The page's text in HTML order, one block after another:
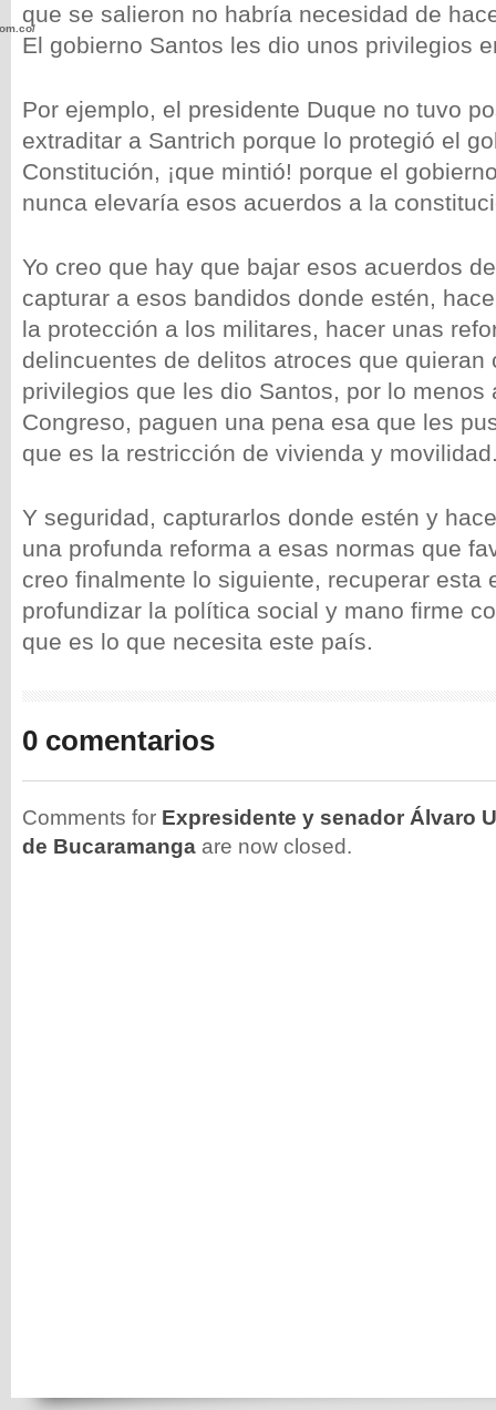
que se salieron no habría necesidad de
El gobierno Santos les dio unos privilegios
Por ejemplo, el presidente Duque no tuvo
extraditar a Santrich porque lo protegió el
Constitución, ¡que mintió! porque el
nunca elevaría esos acuerdos a la
Yo creo que hay que bajar esos acuerdos
capturar a esos bandidos donde estén,
la protección a los militares, hacer unas
delincuentes de delitos atroces que quieran
privilegios que les dio Santos, por lo menos
Congreso, paguen una pena esa que les
que es la restricción de vivienda y
Y seguridad, capturarlos donde estén y
una profunda reforma a esas normas que
creo finalmente lo siguiente, recuperar esta
profundizar la política social y mano firme
que es lo que necesita este país.
0 comentarios
Comments for Expresidente y senador Álvaro
de Bucaramanga are now closed.
wp-
wp-
wp-